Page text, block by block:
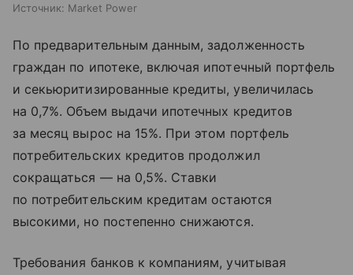
Источник: Market Power
По предварительным данным, задолженность
граждан по ипотеке, включая ипотечный портфель
и секьюритизированные кредиты, увеличилась
на 0,7%. Объем выдачи ипотечных кредитов
за месяц вырос на 15%. При этом портфель
потребительских кредитов продолжил
сокращаться — на 0,5%. Ставки
по потребительским кредитам остаются
высокими, но постепенно снижаются.
Требования банков к компаниям, учитывая